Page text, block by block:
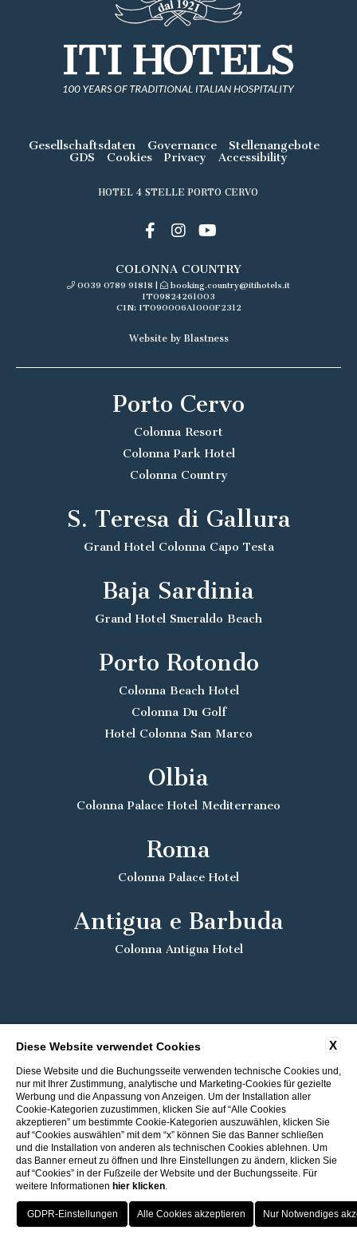
Rückkehr zu den ITI Hotels
Porto Cervo - Colonna Resort
S. Teresa di Gallura - Grand Hotel Colonna Capo Testa
Bester Preis
HOTEL OFFERTE VANTAGGI PRENOTA
Gesellschaftsdaten Governance
Stellenangebote
GDS
Cookies Privacy Accessibility
HOTEL 4 STELLE PORTO CERVO
COLONNA COUNTRY
0039 0789 91818 |
booking.country@itihotels.it
IT09824261003
CIN: IT090006A1000F2312
Website by Blastness
Porto Cervo
Colonna Resort
Colonna Park Hotel
Colonna Country
S. Teresa di Gallura
Grand Hotel Colonna Capo Testa
Baja Sardinia
Grand Hotel Smeraldo Beach
Porto Rotondo
Colonna Beach Hotel
Colonna Du Golf
Hotel Colonna San Marco
Olbia
Colonna Palace Hotel Mediterraneo
Roma
Colonna Palace Hotel
Antigua e Barbuda
Colonna Antigua Hotel
X
Diese Website verwendet Cookies
Diese Website und die Buchungsseite verwenden technische Cookies und,
nur mit Ihrer Zustimmung, analytische und Marketing-Cookies für gezielte
Werbung und die Anpassung von Anzeigen. Um der Installation aller
Cookie-Kategorien zuzustimmen, klicken Sie auf “Alle Cookies
akzeptieren” um bestimmte Cookie-Kategorien auszuwählen, klicken Sie
auf “Cookies auswählen” mit dem “x” können Sie das Banner schließen
und die Installation von anderen als technischen Cookies ablehnen. Um
das Banner erneut zu öffnen und Ihre Einstellungen zu ändern, klicken Sie
auf “Cookies” in der Fußzeile der Website und der Buchungsseite. Für
weitere Informationen hier klicken.